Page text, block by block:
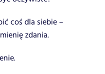
coś dla siebie –
zdania.